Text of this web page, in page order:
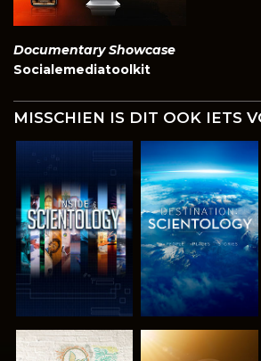
Documentary Showcase
Socialemediatoolkit
MISSCHIEN IS DIT OOK IETS